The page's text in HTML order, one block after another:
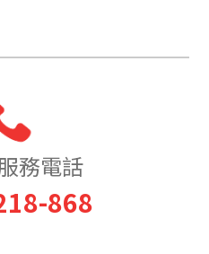
務電話
868